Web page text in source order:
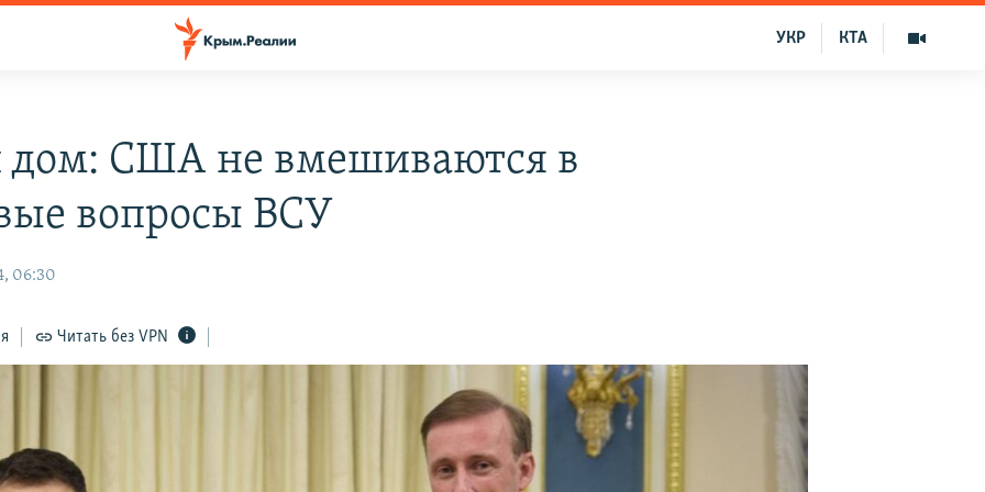
КТА
УКР
дом: США не вмешиваются в
вопросы ВСУ
06:30
Читать без VPN